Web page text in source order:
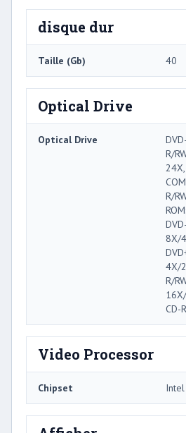
disque dur
Taille (Gb) 40
Optical Drive
Optical Drive
R/
R/
8X/
4X/
R/
CD-
Video Processor
Chipset